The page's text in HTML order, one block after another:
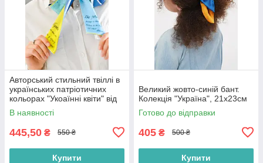
Авторський стильний твіллі в
українських патріотичних
кольорах "Укоаїнні квіти" від
My Scarf
В наявності
445,50 ₴ 550 ₴
Купити
Великий жовто-синій бант.
Колекція "Україна", 21х23см
Готово до відправки
405 ₴ 500 ₴
Купити